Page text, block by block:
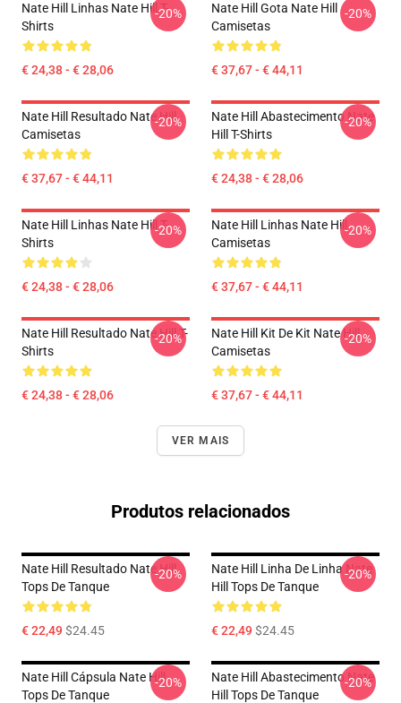
Nate Hill Linhas Nate Hill T-
Shirts
€ 24,38 - € 28,06
-20%
Nate Hill Gota Nate Hill
Camisetas
€ 37,67 - € 44,11
-20%
Nate Hill Resultado Nate Hill
Camisetas
€ 37,67 - € 44,11
-20%
Nate Hill Abastecimento Nate
Hill T-Shirts
€ 24,38 - € 28,06
-20%
Nate Hill Linhas Nate Hill T-
Shirts
€ 24,38 - € 28,06
-20%
Nate Hill Linhas Nate Hill
Camisetas
€ 37,67 - € 44,11
-20%
Nate Hill Resultado Nate Hill T-
Shirts
€ 24,38 - € 28,06
-20%
Nate Hill Kit De Kit Nate Hill
Camisetas
€ 37,67 - € 44,11
-20%
VER MAIS
Produtos relacionados
Nate Hill Resultado Nate Hill
Tops De Tanque
€ 22,49$24.45
-20%
Nate Hill Linha De Linha Nate
Hill Tops De Tanque
€ 22,49$24.45
-20%
Nate Hill Cápsula Nate Hill
Tops De Tanque
-20%
Nate Hill Abastecimento Nate
Hill Tops De Tanque
-20%